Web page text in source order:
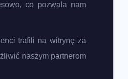
co pozwala nam
trafili na witrynę za
naszym partnerom